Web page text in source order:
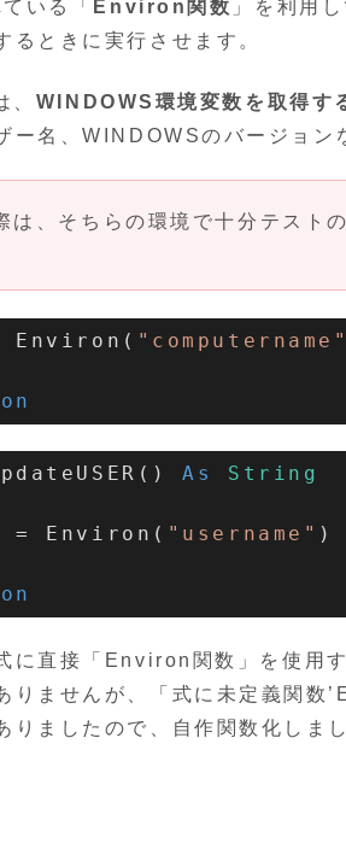
いる「 Environ関数 」を利用
るときに実行させます。
、 WINDOWS環境変数を取得す
ー名、WINDOWSのバージョン
は、そちらの環境で十分テスト
Environ( "computername"
As String
= Environ( "username" )
に直接「Environ関数」を使用
りませんが、「式に未定義関数
りましたので、自作関数化しまし